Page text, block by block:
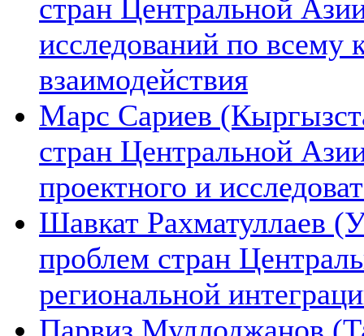
стран Центральной
исследований по всему
взаимодействия
Марс Сариев
стран Центральной
проектного и
Шавкат Рахматуллаев
проблем стран
региональной